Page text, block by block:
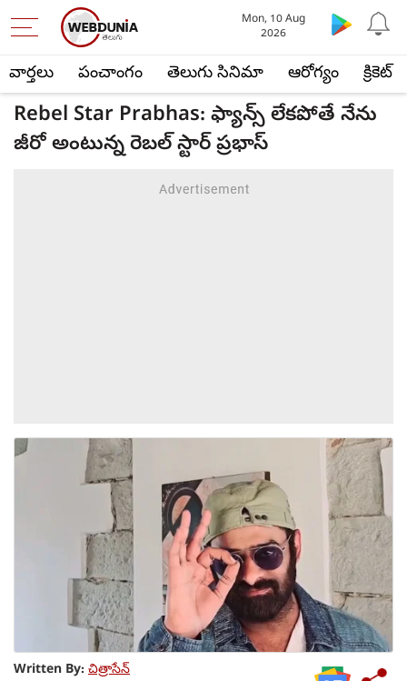
వార్తలు పంచాంగం తెలుగు సినిమా ఆరోగ్యం క్రికెట్
Mon, 10 Aug
2026
Rebel Star Prabhas: ఫ్యాన్స్ లేకపోతే నేను
జీరో అంటున్న రెబల్ స్టార్ ప్రభాస్
Written By: చిత్రాసేన్